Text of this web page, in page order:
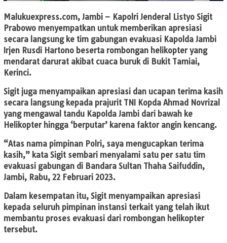
Malukuexpress.com, Jambi – Kapolri Jenderal Listyo Sigit
Prabowo menyempatkan untuk memberikan apresiasi
secara langsung ke tim gabungan evakuasi Kapolda Jambi
Irjen Rusdi Hartono beserta rombongan helikopter yang
mendarat darurat akibat cuaca buruk di Bukit Tamiai,
Kerinci.
Sigit juga menyampaikan apresiasi dan ucapan terima kasih
secara langsung kepada prajurit TNI Kopda Ahmad Novrizal
yang mengawal tandu Kapolda Jambi dari bawah ke
Helikopter hingga ‘berputar’ karena faktor angin kencang.
“Atas nama pimpinan Polri, saya mengucapkan terima
kasih,” kata Sigit sembari menyalami satu per satu tim
evakuasi gabungan di Bandara Sultan Thaha Saifuddin,
Jambi, Rabu, 22 Februari 2023.
Dalam kesempatan itu, Sigit menyampaikan apresiasi
kepada seluruh pimpinan instansi terkait yang telah ikut
membantu proses evakuasi dari rombongan helikopter
tersebut.